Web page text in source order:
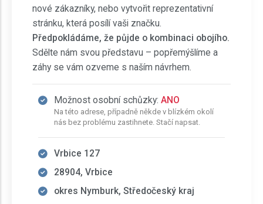
nové zákazníky, nebo vytvořit reprezentativní
stránku, která posílí vaši značku.
Předpokládáme, že půjde o kombinaci obojího.
Sdělte nám svou představu – popřemýšlíme a
záhy se vám ozveme s naším návrhem.
Možnost osobní schůzky: ANO
Na této adrese, případně někde v blízkém okolí
nás bez problému zastihnete. Stačí napsat.
Vrbice 127
28904, Vrbice
okres Nymburk, Středočeský kraj